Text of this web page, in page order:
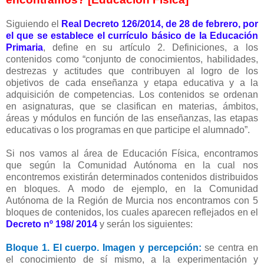
Siguiendo el
Real Decreto 126/2014, de 28 de febrero, por
el que se establece el currículo básico de la Educación
Primaria, define en su artículo 2. Definiciones, a los
contenidos como “conjunto de conocimientos, habilidades,
destrezas y actitudes que contribuyen al logro de los
objetivos de cada enseñanza y etapa educativa y a la
adquisición de competencias. Los contenidos se ordenan
en asignaturas, que se clasifican en materias, ámbitos,
áreas y módulos en función de las enseñanzas, las etapas
educativas o los programas en que participe el alumnado”.
Si nos vamos al área de Educación Física, encontramos
que según la Comunidad Autónoma en la cual nos
encontremos existirán determinados contenidos distribuidos
en bloques. A modo de ejemplo, en la Comunidad
Autónoma de la Región de Murcia nos encontramos con 5
bloques de contenidos, los cuales aparecen reflejados en el
Decreto nº 198/ 2014 y serán los siguientes:
Bloque 1. El cuerpo. Imagen y percepción: se centra en
el conocimiento de sí mismo, a la experimentación y